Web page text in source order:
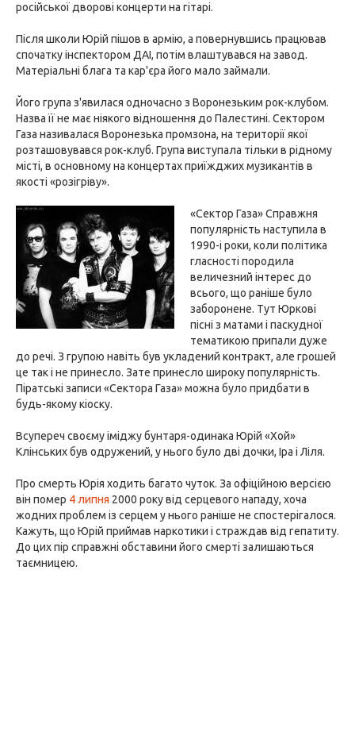
російської дворові концерти на гітарі.
Після школи Юрій пішов в армію, а повернувшись працював
спочатку інспектором ДАІ, потім влаштувався на завод.
Матеріальні блага та кар'єра його мало займали.
Його група з'явилася одночасно з Воронезьким рок-клубом.
Назва її не має ніякого відношення до Палестині. Сектором
Газа називалася Воронезька промзона, на території якої
розташовувався рок-клуб. Група виступала тільки в рідному
місті, в основному на концертах приїжджих музикантів в
якості «розігріву».
«Сектор Газа» Справжня
популярність наступила в
1990-і роки, коли політика
гласності породила
величезний інтерес до
всього, що раніше було
заборонене. Тут Юркові
пісні з матами і паскудної
тематикою припали дуже
до речі. З групою навіть був укладений контракт, але грошей
це так і не принесло. Зате принесло широку популярність.
Піратські записи «Сектора Газа» можна було придбати в
будь-якому кіоску.
Всупереч своєму іміджу бунтаря-одинака Юрій «Хой»
Клінських був одружений, у нього було дві дочки, Іра і Ліля.
Про смерть Юрія ходить багато чуток. За офіційною версією
він помер 4 липня 2000 року від серцевого нападу, хоча
жодних проблем із серцем у нього раніше не спостерігалося.
Кажуть, що Юрій приймав наркотики і страждав від гепатиту.
До цих пір справжні обставини його смерті залишаються
таємницею.